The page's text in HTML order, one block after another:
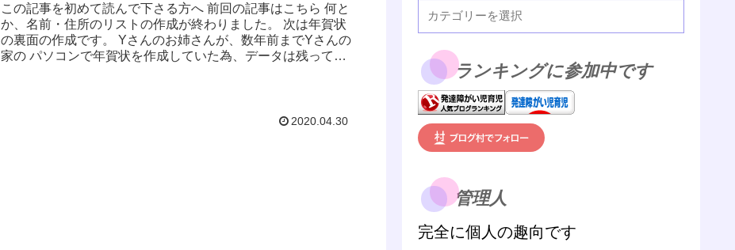
この記事を初めて読んで下さる方へ 前回の記事はこちら 何と
か、名前・住所のリストの作成が終わりました。 次は年賀状
の裏面の作成です。 Yさんのお姉さんが、数年前までYさんの
家の パソコンで年賀状を作成していた為、データは残ってい
2020.04.30
ランキングに参加中です
管理人
完全に個人の趣向です